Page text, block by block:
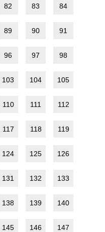
82 83 84
89 90 91
96 97 98
103 104 105
110 111 112
117 118 119
124 125 126
131 132 133
138 139 140
145 146 147